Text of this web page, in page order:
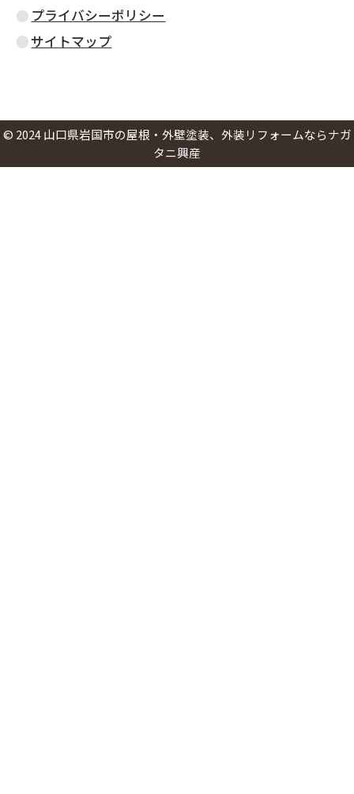
プライバシーポリシー
サイトマップ
© 2024 山口県岩国市の屋根・外壁塗装、外装リフォームならナガ
タニ興産